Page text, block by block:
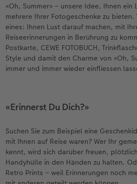
«Oh, Summer» – unsere Idee, Ihnen
mehrere Ihrer Fotogeschenke zu
eines: Ihnen Lust darauf machen, mit
Reiseerinnerungen in Berührung zu
Postkarte, CEWE FOTOBUCH,
Style und damit den Charme von «Oh,
immer und immer wieder einfliessen
«Erinnerst Du Dich?»
Suchen Sie zum Beispiel eine
mit Ihnen auf Reise waren? Wer Ihr
kennt, wird sich darüber freuen,
Handyhülle in den Händen zu halten.
Retro Prints – weil Erinnerungen noch